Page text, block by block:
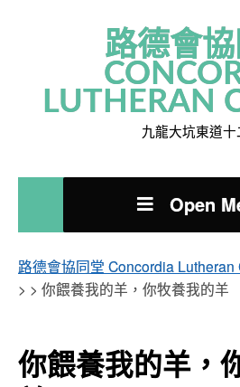
路德會
LUTHERAN
九龍大坑東道十
Open
路德會協同堂 Concordia Lutheran
> > 你餵養我的羊，你牧養我的羊
你餵養我的羊，